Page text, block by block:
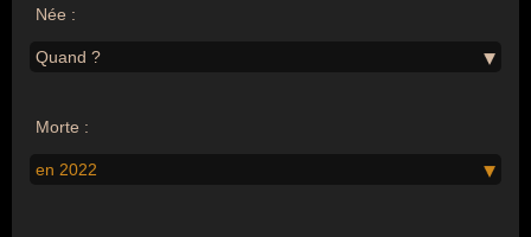
Née :
Quand ?
Morte :
en 2022